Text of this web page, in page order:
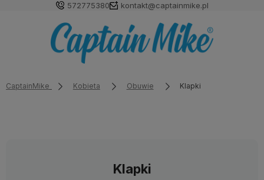
572775380 kontakt@captainmike.pl
CaptainMike Kobieta Obuwie Klapki
Klapki